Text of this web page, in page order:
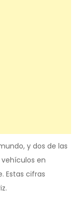
y dos de las
en
Estas cifras